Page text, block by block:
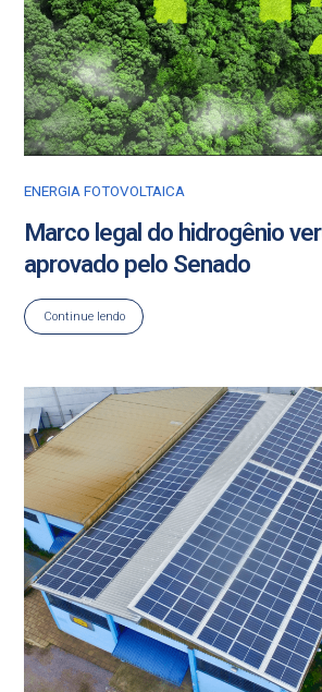
ENERGIA FOTOVOLTAICA
Marco legal do hidrogênio
aprovado pelo Senado
Continue lendo